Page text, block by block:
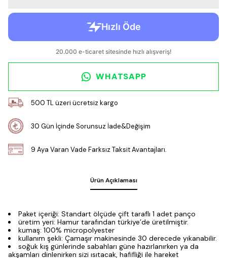
WHATSAPP
500 TL üzeri ücretsiz kargo
30 Gün İçinde Sorunsuz İade&Değişim
9 Aya Varan Vade Farksız Taksit Avantajları.
Ürün Açıklaması
Paket içeriği: Standart ölçüde çift taraflı 1 adet panço
üretim yeri: Hamur tarafından türkiye’de üretilmiştir.
kumaş: 100% micropolyester
kullanım şekli: Çamaşır makinesinde 30 derecede yıkanabilir.
soğuk kış günlerinde sabahları güne hazırlanırken ya da
akşamları dinlenirken sizi ısıtacak, hafifliği ile hareket